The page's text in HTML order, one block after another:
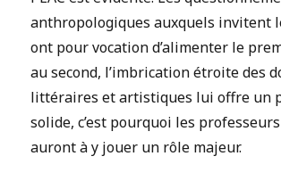
anthropologiques auxquels invitent
ont pour vocation d’alimenter le
au second, l’imbrication étroite des
littéraires et artistiques lui offre un
solide, c’est pourquoi les
auront à y jouer un rôle majeur.